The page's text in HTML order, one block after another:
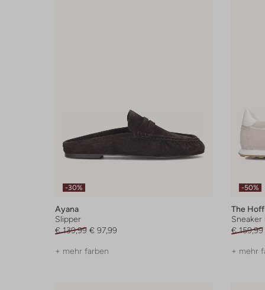
-30%
Ayana
Slipper
€ 139,99 € 97,99
+ mehr farben
-50%
The
Sneaker
€ 159,99
+ mehr